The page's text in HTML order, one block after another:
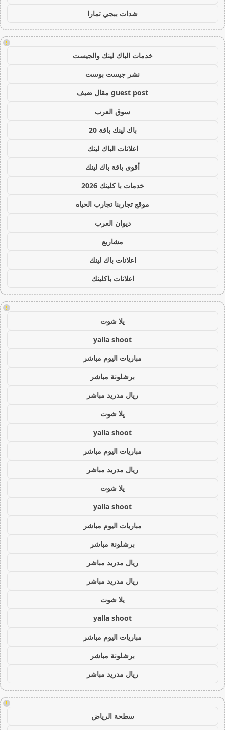
شدات ببجي تمارا
!
خدمات الباك لينك والجيست
نشر جيست بوست
guest post مقال ضيف
سوق العرب
باك لينك باقة 20
اعلانات الباك لينك
أقوى باقة باك لينك
خدمات با كلينك 2026
موقع تجاربنا تجارب الحياه
ديوان العرب
مشاريع
اعلانات باك لينك
اعلانات باكلينك
!
يلا شوت
yalla shoot
مباريات اليوم مباشر
برشلونة مباشر
ريال مدريد مباشر
يلا شوت
yalla shoot
مباريات اليوم مباشر
ريال مدريد مباشر
يلا شوت
yalla shoot
مباريات اليوم مباشر
برشلونة مباشر
ريال مدريد مباشر
ريال مدريد مباشر
يلا شوت
yalla shoot
مباريات اليوم مباشر
برشلونة مباشر
ريال مدريد مباشر
!
سطحة الرياض